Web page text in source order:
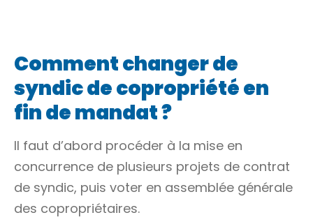
Comment changer de
syndic de copropriété en
fin de mandat ?
Il faut d’abord procéder à la mise en
concurrence de plusieurs projets de contrat
de syndic, puis voter en assemblée générale
des copropriétaires.